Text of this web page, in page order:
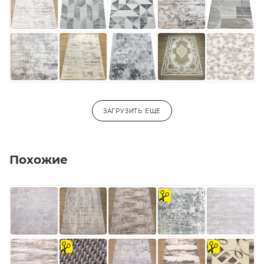
3,0х5,0 3,0х5,5 3,0х6,0 -
ЗАГРУЗИТЬ ЕЩЕ
Похожие
на
отрез
на
отрез
на
отрез